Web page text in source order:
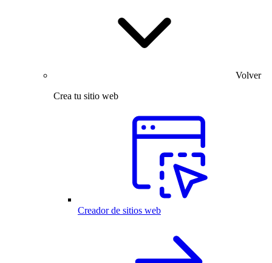
Volver
Crea tu sitio web
Creador de sitios web